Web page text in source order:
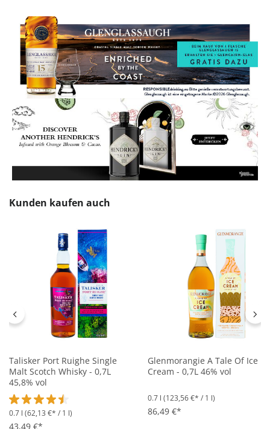
Produktgalerie überspringen
Kunden kaufen auch
Talisker Port Ruighe Single
Malt Scotch Whisky - 0,7L
45,8% vol
Durchschnittliche Bewertung von 4.4 von 5 Sternen
0.7 l (62,13 €* / 1 l)
43,49 €*
Glenmorangie A Tale Of Ice
Cream - 0,7L 46% vol
0.7 l (123,56 €* / 1 l)
86,49 €*